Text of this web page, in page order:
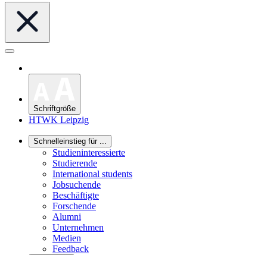
Schriftgröße
HTWK Leipzig
Schnelleinstieg für ...
Studieninteressierte
Studierende
International students
Jobsuchende
Beschäftigte
Forschende
Alumni
Unternehmen
Medien
Feedback